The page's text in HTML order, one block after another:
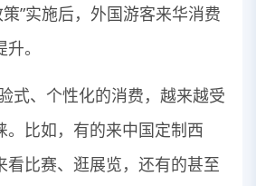
”实施后，外国游客来华消费
。
、个性化的消费，越来越受
。比如，有的来中国定制西
看比赛、逛展览，还有的甚至